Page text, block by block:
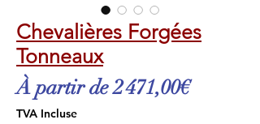
Chevalières Forgées
Tonneaux
À partir de2 471,00€Prix
TVA Incluse